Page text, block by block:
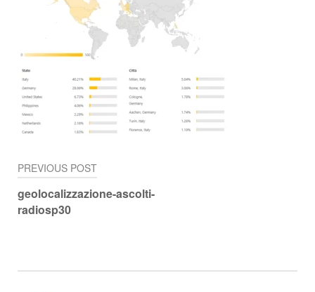
Navigazione
articoli
PREVIOUS POST
geolocalizzazione-ascolti-
radiosp30